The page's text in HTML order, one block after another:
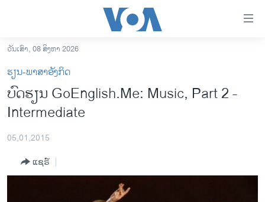
ເຂົ້າ
ຫາ
ຂ້າມ
ຂ້າມ
ຂ້າມ
ຫາ
ລາວ
ອາເມຣິກາ
ຂ່າວ​ຈີນ
ໂລກ
ວັນເສົາ, 08 ສິງຫາ 2026
ຮຽນ-ພາສາອັງກິດ
ບົດຮຽນ GoEnglish.Me: Music, Part 2 -
Intermediate
05,01,2015
ແຊຣ໌